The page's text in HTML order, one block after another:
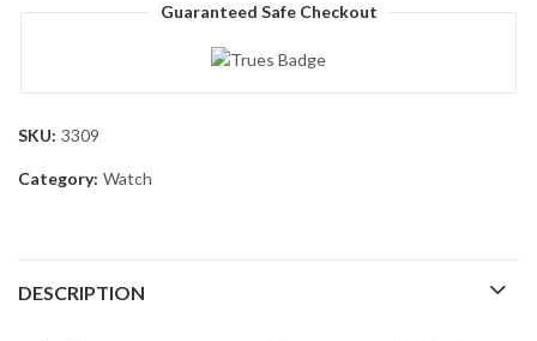
Guaranteed Safe Checkout
SKU: 3309
Category: Watch
DESCRIPTION